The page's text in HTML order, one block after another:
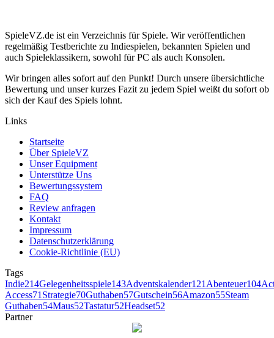
SpieleVZ.de ist ein Verzeichnis für Spiele. Wir veröffentlichen
regelmäßig Testberichte zu Indiespielen, bekannten Spielen und
auch Spieleklassikern, sowohl für PC als auch Konsolen.
Wir bringen alles sofort auf den Punkt! Durch unsere übersichtliche
Bewertung und unser kurzes Fazit zu jedem Spiel weißt du sofort ob
sich der Kauf des Spiels lohnt.
Links
Startseite
Über SpieleVZ
Unser Equipment
Unterstütze Uns
Bewertungssystem
FAQ
Review anfragen
Kontakt
Impressum
Datenschutzerklärung
Cookie-Richtlinie (EU)
Tags
Indie214Gelegenheitsspiele143Adventskalender121Abenteuer104
Access71Strategie70Guthaben57Gutschein56Amazon55Steam
Guthaben54Maus52Tastatur52Headset52
Partner